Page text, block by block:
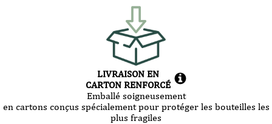
LIVRAISON EN
CARTON RENFORCÉ
Emballé soigneusement
en cartons conçus spécialement pour protéger les bouteilles les
plus fragiles